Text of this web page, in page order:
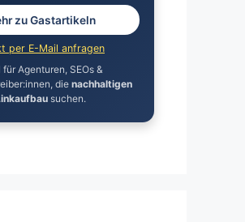
zu Gastartikeln
per E-Mail anfragen
für Agenturen, SEOs &
dienachhaltigen
suchen.